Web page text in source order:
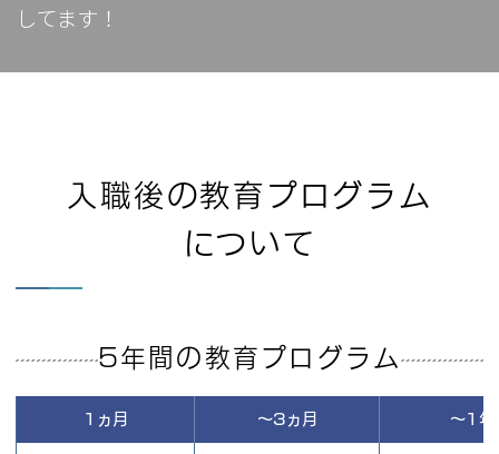
してます！
入職後の教育プログラム
について
5年間の教育プログラム
1ヵ月 ～3ヵ月 ～1年